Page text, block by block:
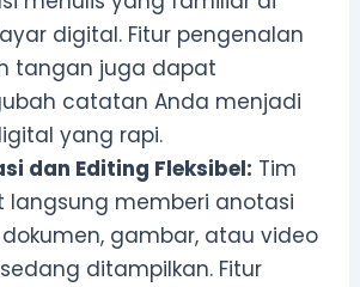
digital. Fitur pengenalan
tangan juga dapat
catatan Anda menjadi
yang rapi.
dan Editing Fleksibel: Tim
langsung memberi anotasi
gambar, atau video
ditampilkan. Fitur